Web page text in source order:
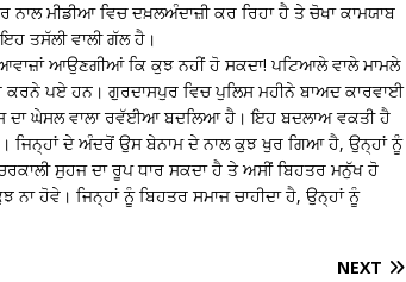
ਮੀਡੀਆ ਵਿਚ ਦਖ਼ਲਅੰਦਾਜ਼ੀ ਕਰ ਰਿਹਾ ਹੈ ਤੇ ਚੋਖਾ ਕਾਮਯਾਬ
ਤਸੱਲੀ ਵਾਲੀ ਗੱਲ ਹੈ।
ਆਉਣਗੀਆਂ ਕਿ ਕੁਝ ਨਹੀਂ ਹੋ ਸਕਦਾ! ਪਟਿਆਲੇ ਵਾਲੇ ਮਾਮਲੇ
ਪਏ ਹਨ। ਗੁਰਦਾਸਪੁਰ ਵਿਚ ਪੁਲਿਸ ਮਹੀਨੇ ਬਾਅਦ ਕਾਰਵਾਈ
ਘੇਸਲ ਵਾਲਾ ਰਵੱਈਆ ਬਦਲਿਆ ਹੈ। ਇਹ ਬਦਲਾਅ ਵਕਤੀ ਹੈ
ਜਿਨ੍ਹਾਂ ਦੇ ਅੰਦਰੋਂ ਉਸ ਬੇਨਾਮ ਦੇ ਨਾਲ ਕੁਝ ਖੁਰ ਗਿਆ ਹੈ, ਉਨ੍ਹਾਂ ਨੂੰ
ਸੁਹਜ ਦਾ ਰੂਪ ਧਾਰ ਸਕਦਾ ਹੈ ਤੇ ਅਸੀਂ ਬਿਹਤਰ ਮਨੁੱਖ ਹੋ
ਨਾ ਹੋਵੇ। ਜਿਨ੍ਹਾਂ ਨੂੰ ਬਿਹਤਰ ਸਮਾਜ ਚਾਹੀਦਾ ਹੈ, ਉਨ੍ਹਾਂ ਨੂੰ
NEXT